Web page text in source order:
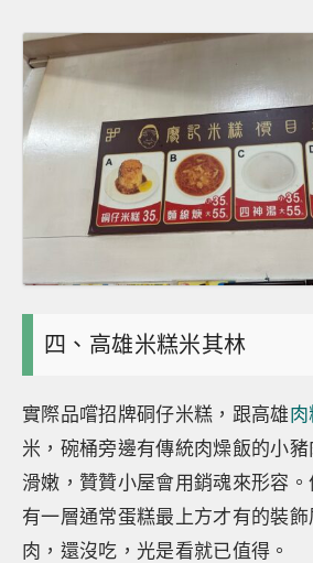
四、高雄米糕米其林
實際品嚐招牌硐仔米糕，跟高雄肉
米，碗桶旁邊有傳統肉燥飯的小
滑嫩，贊贊小屋會用銷魂來形容
有一層通常蛋糕最上方才有的裝
肉，還沒吃，光是看就已值得。